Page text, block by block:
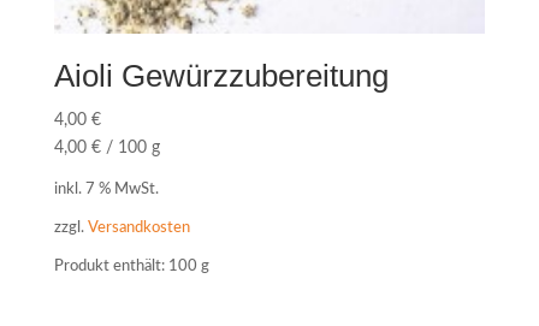
Aioli Gewürzzubereitung
4,00 €
4,00 €/ 100 g
inkl. 7 % MwSt.
zzgl. Versandkosten
Produkt enthält: 100 g